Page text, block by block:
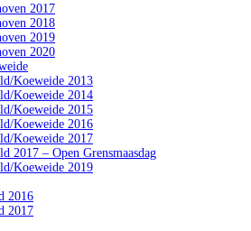
2017
2018
2019
2020
Koeweide 2013
Koeweide 2014
Koeweide 2015
Koeweide 2016
Koeweide 2017
2017 – Open Grensmaasdag
Koeweide 2019
2016
2017